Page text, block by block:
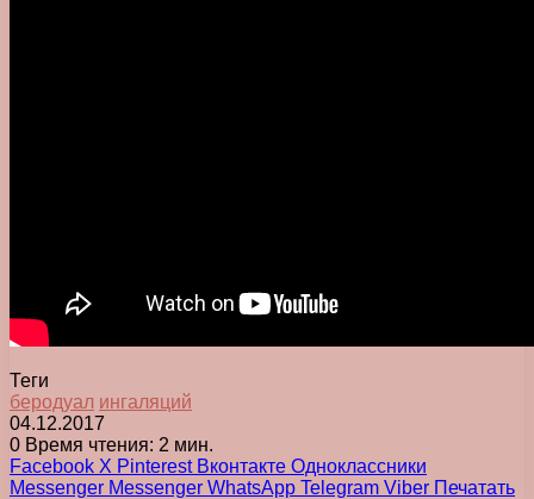
Теги
беродуал ингаляций
04.12.2017
0 Время чтения: 2 мин.
Facebook X Pinterest Вконтакте Одноклассники
Messenger Messenger WhatsApp Telegram Viber Печатать